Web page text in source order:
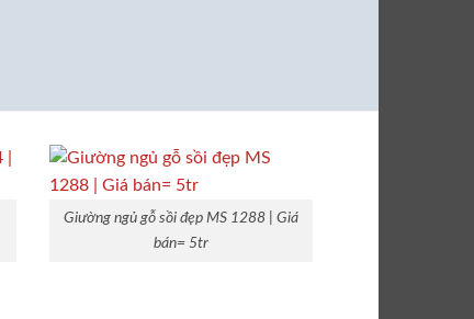
Giường ngủ gỗ sồi đẹp MS 1288 | Giá
bán= 5tr